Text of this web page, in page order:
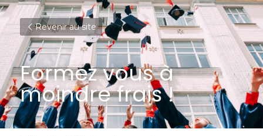
Revenir au site
Formez vous à
moindre frais !